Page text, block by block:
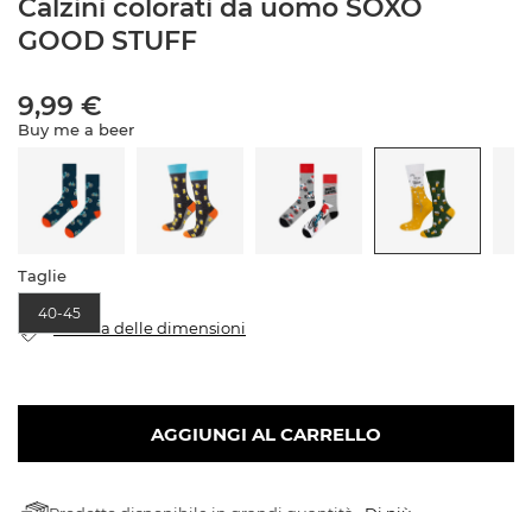
Calzini colorati da uomo SOXO
GOOD STUFF
9,99 €
Buy me a beer
Taglie
40-45
Tabella delle dimensioni
AGGIUNGI AL CARRELLO